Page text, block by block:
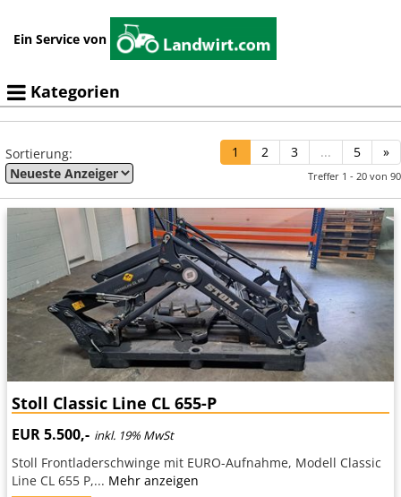
Ein Service von
Kategorien
Sortierung: 1 2 3 ... 5 »
Treffer 1 - 20 von 90
Stoll Classic Line CL 655-P
EUR 5.500,- inkl. 19% MwSt
Stoll Frontladerschwinge mit EURO-Aufnahme, Modell Classic
Line CL 655 P,... Mehr anzeigen